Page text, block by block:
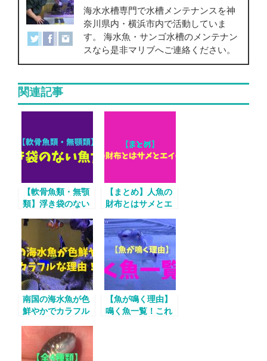
海水水槽専門で水槽メンテナンスを神
奈川県内・横浜市内で活動していま
す。 海水魚・サンゴ水槽のメンテナン
スなら是非マリブへご連絡ください。
関連記事
【軟骨魚類・無顎
類】浮き袋のない
【まとめ】人魚の
財布とはサメとエ
南国の海水魚が色
鮮やかでカラフル
【魚が鳴く理由】
鳴く魚一覧！これ